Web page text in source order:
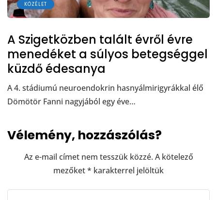
KÖZÉLET
A Szigetközben talált évről évre
menedéket a súlyos betegséggel
küzdő édesanya
A 4. stádiumú neuroendokrin hasnyálmirigyrákkal élő
Dömötör Fanni nagyjából egy éve…
Vélemény, hozzászólás?
Az e-mail címet nem tesszük közzé. A kötelező
mezőket* karakterrel jelöltük